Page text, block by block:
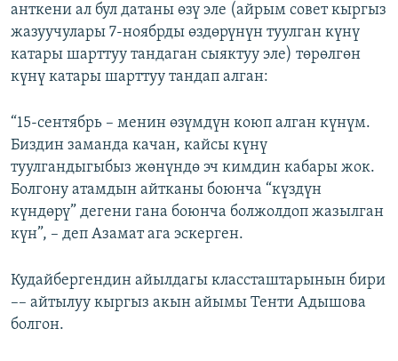
анткени ал бул датаны өзү эле (айрым совет кыргыз
жазуучулары 7-ноябрды өздөрүнүн туулган күнү
катары шарттуу тандаган сыяктуу эле) төрөлгөн
күнү катары шарттуу тандап алган:
“15-сентябрь – менин өзүмдүн коюп алган күнүм.
Биздин заманда качан, кайсы күнү
туулгандыгыбыз жөнүндө эч кимдин кабары жок.
Болгону атамдын айтканы боюнча “күздүн
күндөрү” дегени гана боюнча болжолдоп жазылган
күн”, – деп Азамат ага эскерген.
Кудайбергендин айылдагы классташтарынын бири
–– айтылуу кыргыз акын айымы Тенти Адышова
болгон.